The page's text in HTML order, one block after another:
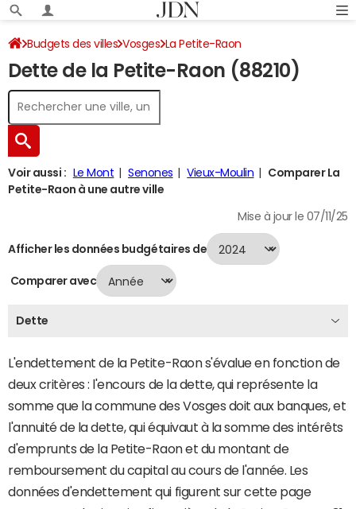
Budgets des villes Vosges La Petite-Raon
Dette au 31/12/2024
Dette de la Petite-Raon (88210)
Voir aussi : Le Mont Senones Vieux-Moulin
Comparer La
Petite-Raon à une autre ville
Mise à jour le 07/11/25
Afficher les données budgétaires de
Comparer avec
Dette
L'endettement de la Petite-Raon s'évalue en fonction de
deux critères : l'encours de la dette, qui représente la
somme que la commune des Vosges doit aux banques, et
l'annuité de la dette, qui équivaut à la somme des intérêts
d'emprunts de la Petite-Raon et du montant de
remboursement du capital au cours de l'année. Les
données d'endettement qui figurent sur cette page